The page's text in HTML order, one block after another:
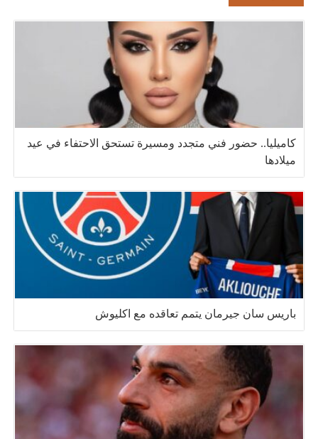
كاميليا.. حضور فني متجدد ومسيرة تستحق الاحتفاء في عيد
ميلادها
باريس سان جيرمان يتمم تعاقده مع اكليوش